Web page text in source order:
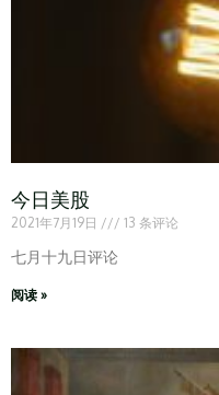
今日美股
2021年7月19日 13 条评论
七月十九日评论
阅读 »